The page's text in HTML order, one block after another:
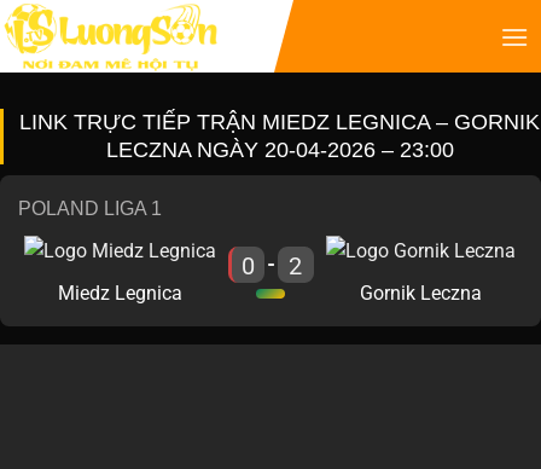
LINK TRỰC TIẾP TRẬN MIEDZ LEGNICA – GORNIK
LECZNA NGÀY 20-04-2026 – 23:00
POLAND LIGA 1
Miedz Legnica
0 - 2
Gornik Leczna